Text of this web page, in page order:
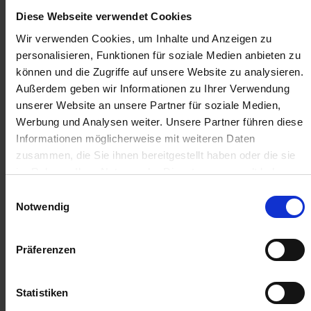
Diese Webseite verwendet Cookies
Wir verwenden Cookies, um Inhalte und Anzeigen zu
personalisieren, Funktionen für soziale Medien anbieten zu
können und die Zugriffe auf unsere Website zu analysieren.
Außerdem geben wir Informationen zu Ihrer Verwendung
unserer Website an unsere Partner für soziale Medien,
Werbung und Analysen weiter. Unsere Partner führen diese
Informationen möglicherweise mit weiteren Daten
zusammen, die Sie ihnen bereitgestellt haben oder die sie
im Rahmen Ihrer Nutzung der Dienste gesammelt haben.
Notwendig
Präferenzen
Statistiken
6,88 € / St
6,88 €pro 1 Stück
8,19 €
inkl. 19% MwSt.,zzgl. Versandkosten
Auf Lager
Lieferung voraussichtlichab Donnerstag, 13. August 2026
QTY_CONTROL_DECREASE
ZUR VERGLEICHSLISTE HINZUFÜGEN